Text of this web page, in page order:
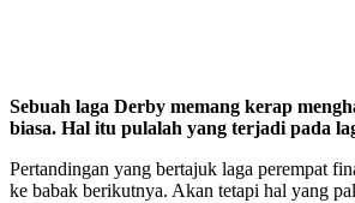
Sebuah laga Derby memang kerap
biasa. Hal itu pulalah yang terjadi pada
Pertandingan yang bertajuk laga perempat
ke babak berikutnya. Akan tetapi hal yang